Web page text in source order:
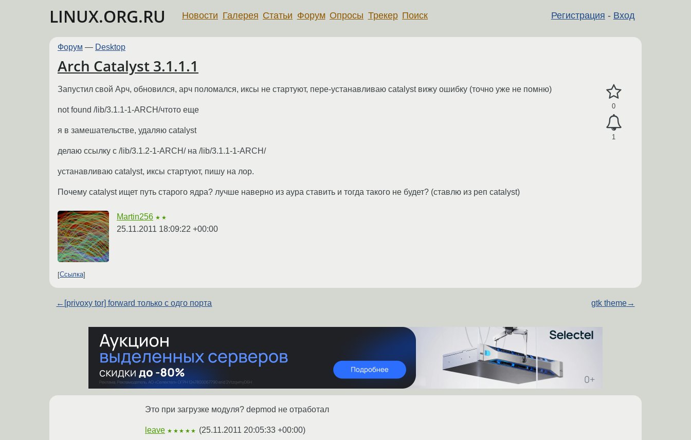
LINUX.ORG.RU Регистрация - Вход
Новости Галерея Статьи Форум Опросы Трекер Поиск
Форум — Desktop
Arch Catalyst 3.1.1.1
0
1
Запустил свой Арч, обновился, арч поломался, иксы не стартуют, пере-устанавливаю catalyst вижу ошибку (точно уже не помню)
not found /lib/3.1.1-1-ARCH/чтото еще
я в замешательстве, удаляю catalyst
делаю ссылку с /lib/3.1.2-1-ARCH/ на /lib/3.1.1-1-ARCH/
устанавливаю catalyst, иксы стартуют, пишу на лор.
Почему catalyst ищет путь старого ядра? лучше наверно из аура ставить и тогда такого не будет? (ставлю из реп catalyst)
Martin256 ★★
25.11.2011 18:09:22 +00:00
Ссылка
← [privoxy tor] forward только с одго порта gtk theme→
Это при загрузке модуля? depmod не отработал
leave ★★★★★ (25.11.2011 20:05:33 +00:00)